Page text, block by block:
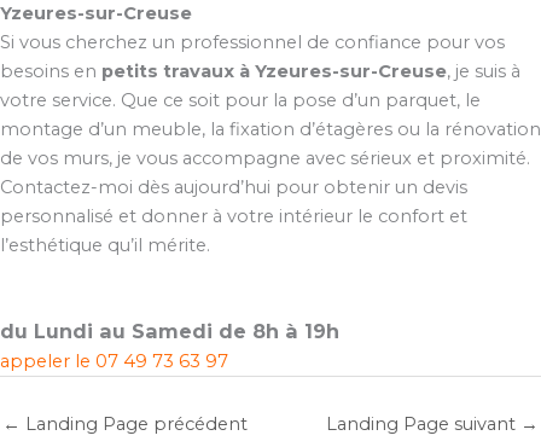
Yzeures-sur-Creuse
Si vous cherchez un professionnel de confiance pour vos
besoins en petits travaux à Yzeures-sur-Creuse, je suis à
votre service. Que ce soit pour la pose d’un parquet, le
montage d’un meuble, la fixation d’étagères ou la rénovation
de vos murs, je vous accompagne avec sérieux et proximité.
Contactez-moi dès aujourd’hui pour obtenir un devis
personnalisé et donner à votre intérieur le confort et
l’esthétique qu’il mérite.
du Lundi au Samedi de 8h à 19h
appeler le 07 49 73 63 97
← Landing Page précédent Landing Page suivant →